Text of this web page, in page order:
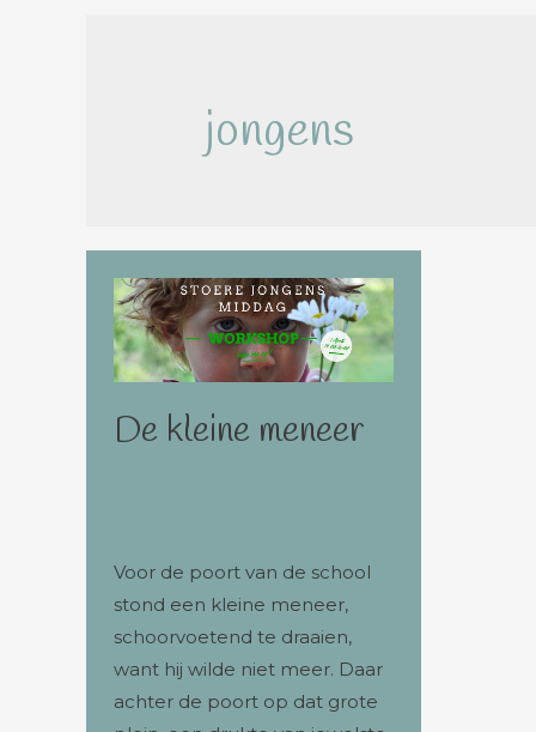
jongens
De kleine meneer
Voor de poort van de school
stond een kleine meneer,
schoorvoetend te draaien,
want hij wilde niet meer. Daar
achter de poort op dat grote